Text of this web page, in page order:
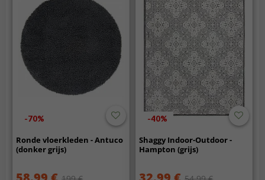
-70%
Ronde vloerkleden - Antuco
(donker grijs)
-40%
Shaggy Indoor-Outdoor -
Hampton (grijs)